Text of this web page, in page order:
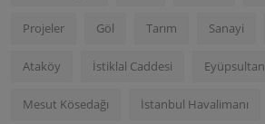
Projeler Göl Tarım Sanayi
Ataköy İstiklal Caddesi Eyüpsultan
Mesut Kösedağı İstanbul Havalimanı